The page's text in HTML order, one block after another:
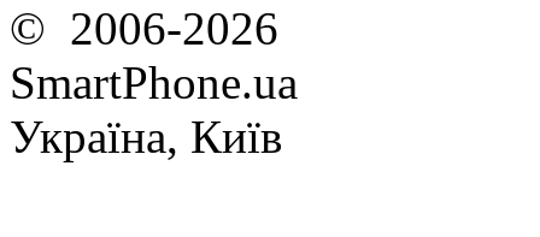
© 2006-2026
SmartPhone.ua
Україна, Київ